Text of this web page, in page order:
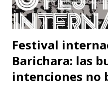
r
i
o
Festival
Barichara: las
intenciones no